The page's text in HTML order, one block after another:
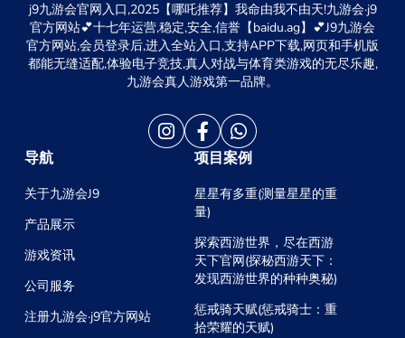
j9九游会官网入口,2025【哪吒推荐】我命由我不由天!九游会·j9
官方网站💕十七年运营,稳定,安全,信誉【baidu.ag】💕J9九游会
官方网站,会员登录后,进入全站入口,支持APP下载,网页和手机版
都能无缝适配,体验电子竞技,真人对战与体育类游戏的无尽乐趣,
九游会真人游戏第一品牌。
导航
关于九游会J9
产品展示
游戏资讯
公司服务
注册九游会·j9官方网站
项目案例
星星有多重(测量星星的重
量)
探索西游世界，尽在西游
天下官网(探秘西游天下：
发现西游世界的种种奥秘)
惩戒骑天赋(惩戒骑士：重
拾荣耀的天赋)